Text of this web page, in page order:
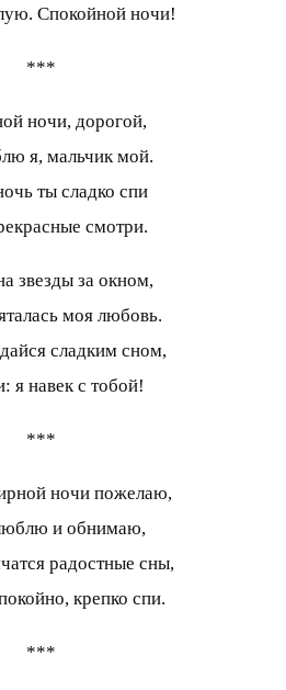
Спокойной ночи!
***
ночи, дорогой,
я, мальчик мой.
ты сладко спи
смотри.
звезды за окном,
моя любовь.
сладким сном,
я навек с тобой!
***
ночи пожелаю,
и обнимаю,
радостные сны,
крепко спи.
***